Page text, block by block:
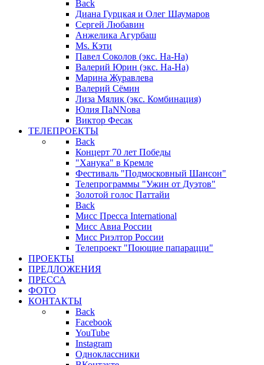
Back
Диана Гурцкая и Олег Шаумаров
Сергей Любавин
Анжелика Агурбаш
Ms. Кэти
Павел Соколов (экс. На-На)
Валерий Юрин (экс. На-На)
Марина Журавлева
Валерий Сёмин
Лиза Мялик (экс. Комбинация)
Юлия ПаNNова
Виктор Фесак
ТЕЛЕПРОЕКТЫ
Back
Концерт 70 лет Победы
"Ханука" в Кремле
Фестиваль "Подмосковный Шансон"
Телепрограммы "Ужин от Дуэтов"
Золотой голос Паттайи
Back
Мисс Пресса International
Мисс Авиа России
Мисс Риэлтор России
Телепроект "Поющие папарацци"
ПРОЕКТЫ
ПРЕДЛОЖЕНИЯ
ПРЕССА
ФОТО
КОНТАКТЫ
Back
Facebook
YouTube
Instagram
Одноклассники